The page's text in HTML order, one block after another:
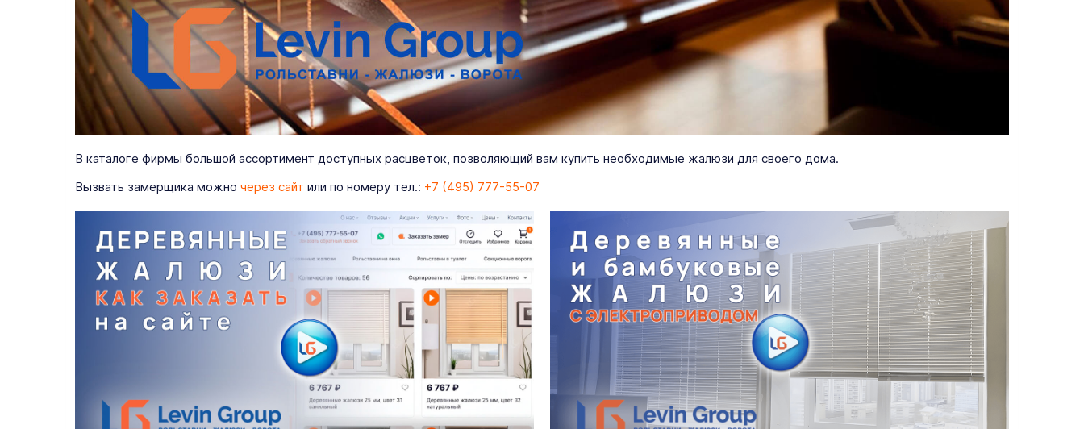
В каталоге фирмы большой ассортимент доступных расцветок, позволяющий вам купить необходимые жалюзи для своего дома.
Вызвать замерщика можно через сайт или по номеру тел.: +7 (495) 777-55-07